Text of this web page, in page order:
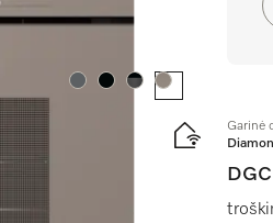
Spalva:Spalva:Spalva:Spalva:
“HydroClean”.
Garinė